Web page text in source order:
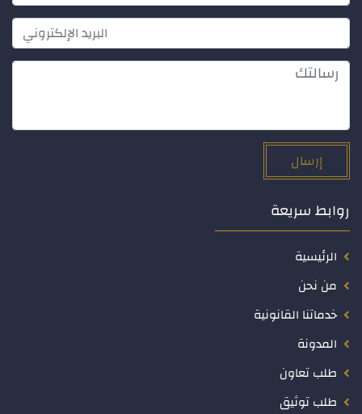
إرسال
روابط سريعة
الرئيسية
من نحن
خدماتنا القانونية
المدونة
طلب تعاون
طلب توثيق